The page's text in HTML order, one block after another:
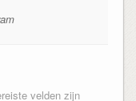
velden zijn